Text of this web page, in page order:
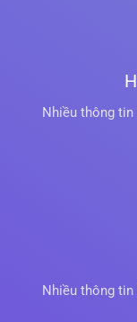
Nhiều thông
Nhiều thông